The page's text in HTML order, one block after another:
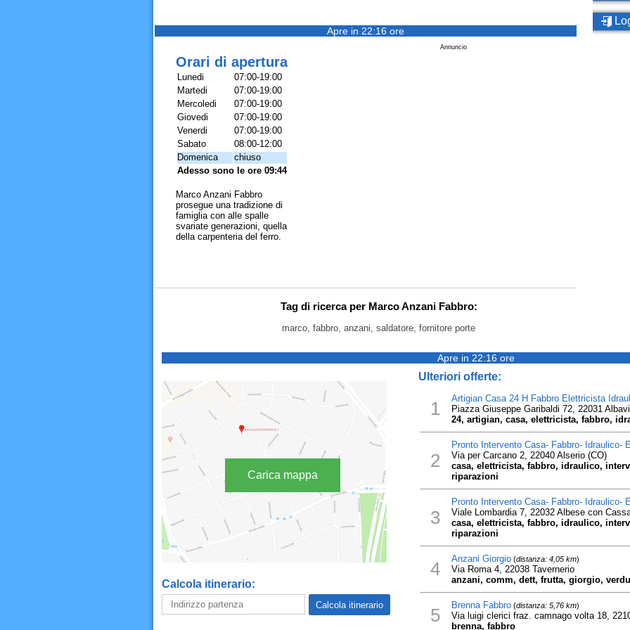
Apre in 22:16 ore
Annuncio
Orari di apertura
Lunedi
07:00-19:00
Martedi
07:00-19:00
Mercoledi
07:00-19:00
Giovedi
07:00-19:00
Venerdi
07:00-19:00
Sabato
08:00-12:00
Domenica
chiuso
Adesso sono le ore 09:44
Marco Anzani Fabbro
prosegue una tradizione di
famiglia con alle spalle
svariate generazioni, quella
della carpenteria del ferro.
Tag di ricerca per Marco Anzani Fabbro:
marco, fabbro, anzani, saldatore, fornitore porte
Apre in 22:16 ore
Carica mappa
Calcola itinerario:
Ulteriori offerte:
1
Artigian Casa 24 H Fabbro Elettricista
Piazza Giuseppe Garibaldi 72, 22031
24, artigian, casa, elettricista, fabbro,
2
Pronto Intervento Casa- Fabbro- Idraulico-
Via per Carcano 2, 22040 Alserio (CO)
casa, elettricista, fabbro, idraulico,
riparazioni
3
Pronto Intervento Casa- Fabbro- Idraulico-
Viale Lombardia 7, 22032 Albese con
casa, elettricista, fabbro, idraulico,
riparazioni
4 Anzani Giorgio(distanza: 4,05 km)
Via Roma 4, 22038 Tavernerio
anzani, comm, dett, frutta, giorgio,
5 Brenna Fabbro(distanza: 5,76 km)
Via luigi clerici fraz. camnago volta 18,
brenna, fabbro